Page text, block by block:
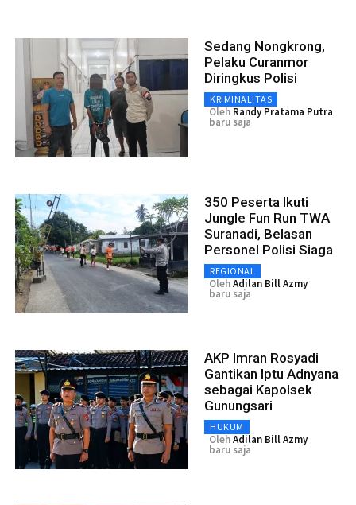
Sedang Nongkrong,
Pelaku Curanmor
Diringkus Polisi
KRIMINALITAS
Oleh Randy Pratama Putra
baru saja
350 Peserta Ikuti
Jungle Fun Run TWA
Suranadi, Belasan
Personel Polisi Siaga
REGIONAL
OlehAdilan Bill Azmy
baru saja
AKP Imran Rosyadi
Gantikan Iptu Adnyana
sebagai Kapolsek
Gunungsari
HUKUM
OlehAdilan Bill Azmy
baru saja